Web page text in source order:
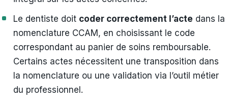
Le dentiste doit coder correctement l’acte dans la
nomenclature CCAM, en choisissant le code
correspondant au panier de soins remboursable.
Certains actes nécessitent une transposition dans
la nomenclature ou une validation via l’outil métier
du professionnel.